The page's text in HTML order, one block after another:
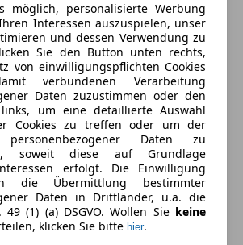
möglich, personalisierte Werbung
Interessen auszuspielen, unser
und dessen Verwendung zu
Sie den Button unten rechts,
von einwilligungspflichten Cookies
verbundenen Verarbeitung
Daten zuzustimmen oder den
um eine detaillierte Auswahl
Cookies zu treffen oder um der
personenbezogener Daten zu
soweit diese auf Grundlage
erfolgt. Die Einwilligung
die Übermittlung bestimmter
Daten in Drittländer, u.a. die
49 (1) (a) DSGVO. Wollen Sie keine
klicken Sie bitte hier.